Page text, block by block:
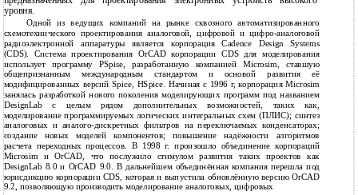
уровня.
Одной из ведущих компаний на рынке сквозного автоматизированного
схемотехнического проектирования аналоговой, цифровой и цифро-аналоговой
радиоэлектронной аппаратуры является корпорация Cadence Design Systems
(CDS). Система проектирования OrCAD корпорации CDS для моделирования
использует программу PSpise, разработанную компанией Microsim, ставшую
общепризнанным международным стандартом и основой развития её
модифицированных версий Spice, HSpice. Начиная с 1996 г, корпорация Microsim
занялась разработкой нового поколения моделирующих программ под названием
DesignLab с целым рядом дополнительных возможностей, таких как,
моделирование программируемых логических интегральных схем (ПЛИС); синтез
аналоговых и аналого-дискретных фильтров на переключаемых конденсаторах;
создание новых моделей компонентов; повышение надёжности алгоритмов
расчета переходных процессов. В 1998 г. произошло объединение корпораций
Microsim и OrCAD, что послужило стимулом развития таких проектов как
DesignLab 8.0 и OrCAD 9.0. В дальнейшем объединённая компания перешла под
юрисдикцию корпорации CDS, которая и выпустила обновлённую версию OrCAD
9.2, позволяющую производить моделирование аналоговых, цифровых